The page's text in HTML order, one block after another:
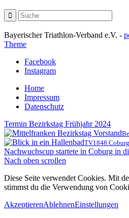
Bayerischer Triathlon-Verband e.V. -
Theme
Facebook
Instagram
Home
Impressum
Datenschutz
Termin Bezirkstag Frühjahr 2024
TV1848
Nachwuchscup startete in Coburg in
Nach oben scrollen
Diese Seite verwendet Cookies. Mit
stimmst du die Verwendung von
AkzeptierenAblehnenEinstellungen